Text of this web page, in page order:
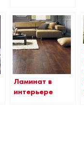
Ламинат в
интерьере